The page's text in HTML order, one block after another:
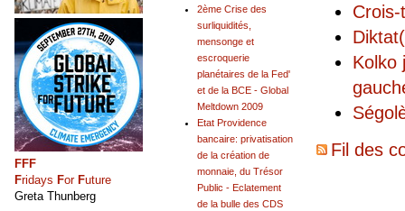
Kolko
Fil des
2ème Crise des
surliquidités,
mensonge et
escroquerie
planétaires de la Fed'
et de la BCE - Global
Meltdown 2009
Etat Providence
bancaire: privatisation
de la création de
monnaie, du Trésor
Public - Eclatement
de la bulle des CDS
FFF
Fridays For Future
Greta Thunberg